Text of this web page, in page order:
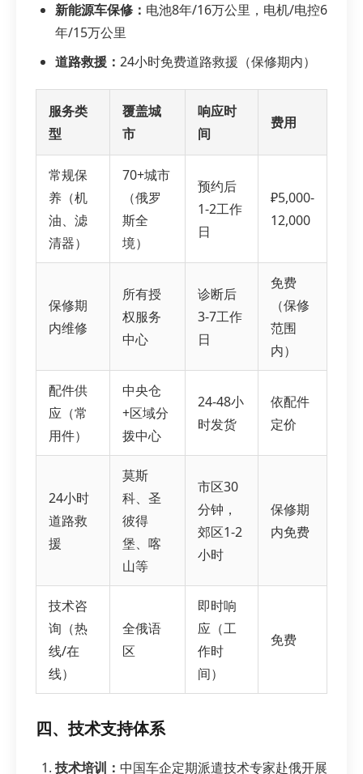
新能源车保修： 电池8年/16万公里，电机/电控6
年/15万公里
道路救援： 24小时免费道路救援（保修期内）
服务类
型
覆盖城
市
响应时
间
费用
常规保
养（机
油、滤
清器）
70+城市
（俄罗
斯全
境）
预约后
1-2工作
日
₽5,000-
12,000
保修期
内维修
所有授
权服务
中心
诊断后
3-7工作
日
免费
（保修
范围
内）
配件供
应（常
用件）
中央仓
+区域分
拨中心
24-48小
时发货
依配件
定价
24小时
道路救
援
莫斯
科、圣
彼得
堡、喀
山等
市区30
分钟，
郊区1-2
小时
保修期
内免费
技术咨
询（热
线/在
线）
全俄语
区
即时响
应（工
作时
间）
免费
四、技术支持体系
技术培训： 中国车企定期派遣技术专家赴俄开展